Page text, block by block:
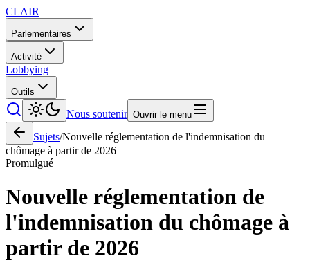
CLAIR
Parlementaires
Activité
Lobbying
Outils
Nous soutenir Ouvrir le menu
Sujets/Nouvelle réglementation de l'indemnisation du
chômage à partir de 2026
Promulgué
Nouvelle réglementation de
l'indemnisation du chômage à
partir de 2026